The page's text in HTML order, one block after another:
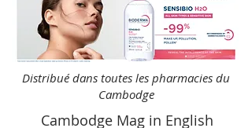
Distribué dans toutes les pharmacies du
Cambodge
Cambodge Mag in English